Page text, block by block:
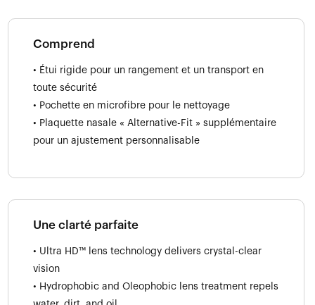
Comprend
• Étui rigide pour un rangement et un transport en
toute sécurité
• Pochette en microfibre pour le nettoyage
• Plaquette nasale « Alternative-Fit » supplémentaire
pour un ajustement personnalisable
Une clarté parfaite
• Ultra HD™ lens technology delivers crystal-clear
vision
• Hydrophobic and Oleophobic lens treatment repels